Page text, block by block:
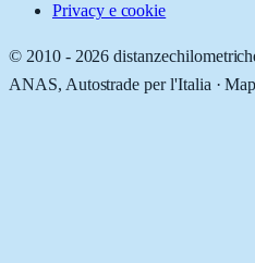
Privacy e cookie
© 2010 - 2026
ANAS, Autostrade per l'Italia ·